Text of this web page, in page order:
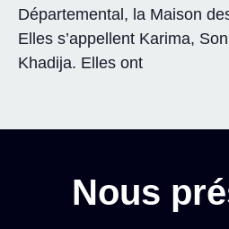
Départemental, la Maison
Elles s’appellent Karima,
Khadija. Elles ont
Nous